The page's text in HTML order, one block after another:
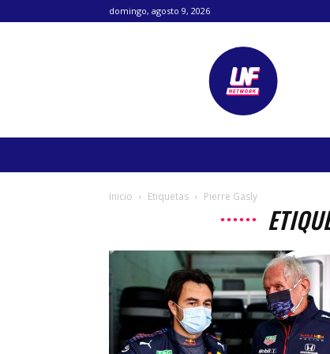
domingo, agosto 9, 2026
Lanetafutbolera
Inicio Etiquetas Pierre Gasly